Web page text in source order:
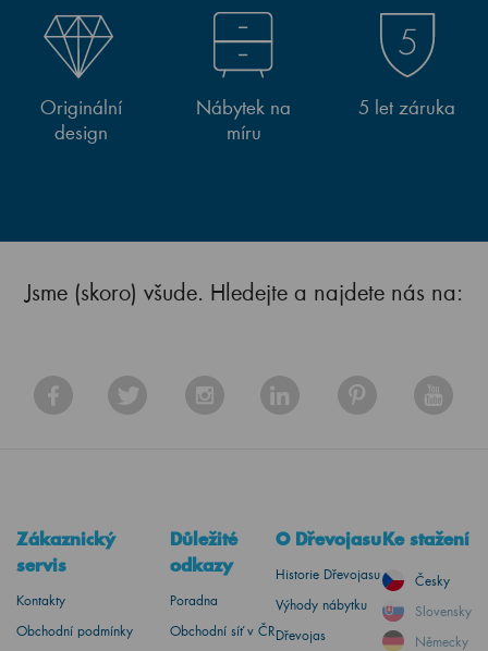
Originální
design
Nábytek na
míru
5 let záruka
Jsme (skoro) všude. Hledejte a najdete nás na:
Zákaznický
servis
Kontakty
Obchodní podmínky
Důležité
odkazy
Poradna
Obchodní síť v ČR
O Dřevojasu
Historie Dřevojasu
Výhody nábytku
Dřevojas
Ke stažení
Česky
Slovensky
Německy